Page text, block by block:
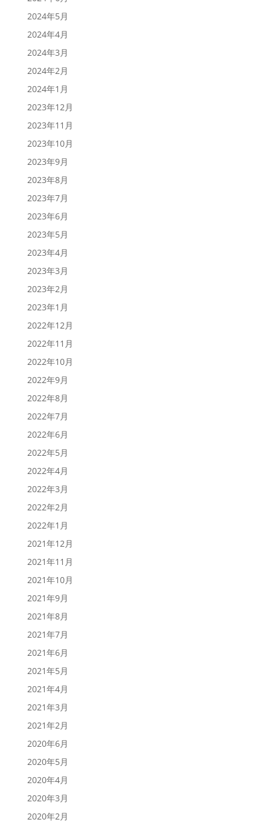
2024年5月
2024年4月
2024年3月
2024年2月
2024年1月
2023年12月
2023年11月
2023年10月
2023年9月
2023年8月
2023年7月
2023年6月
2023年5月
2023年4月
2023年3月
2023年2月
2023年1月
2022年12月
2022年11月
2022年10月
2022年9月
2022年8月
2022年7月
2022年6月
2022年5月
2022年4月
2022年3月
2022年2月
2022年1月
2021年12月
2021年11月
2021年10月
2021年9月
2021年8月
2021年7月
2021年6月
2021年5月
2021年4月
2021年3月
2021年2月
2020年6月
2020年5月
2020年4月
2020年3月
2020年2月